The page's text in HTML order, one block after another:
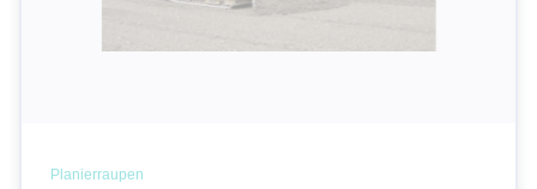
Strom | Licht | Luft
Planierraupen